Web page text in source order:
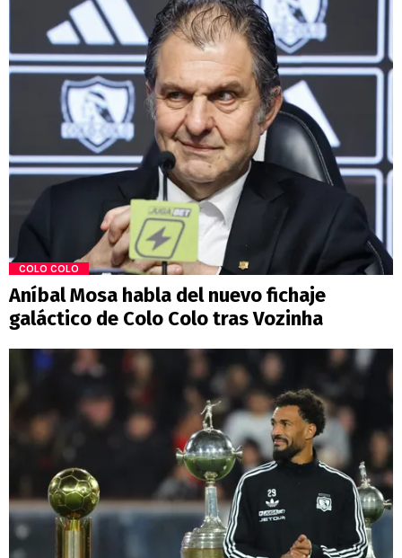
COLO COLO
Aníbal Mosa habla del nuevo fichaje
galáctico de Colo Colo tras Vozinha